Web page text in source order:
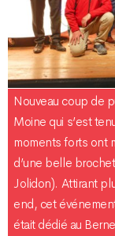
Nouveau coup de
Moine qui s’est
moments forts ont
d’une belle
Jolidon). Attirant
end, cet
était dédié au